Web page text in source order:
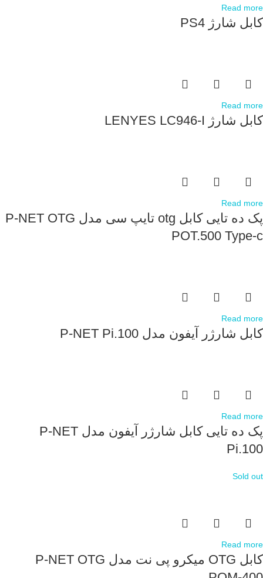
Read more
کابل شارژ PS4
Read more
کابل شارژ LENYES LC946-I
Read more
پک ده تایی کابل otg تایپ سی مدل P-NET OTG
POT.500 Type-c
Read more
کابل شارژر آیفون مدل P-NET Pi.100
Read more
پک ده تایی کابل شارژر آیفون مدل P-NET
Pi.100
Sold out
Read more
کابل OTG میکرو پی نت مدل P-NET OTG